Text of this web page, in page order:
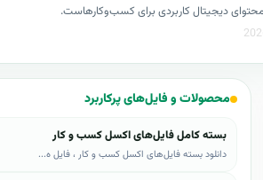
محتوای دیجیتال کاربردی برای کسب‌وکارهاست.
محصولات و فایل‌های پرکاربرد
بسته کامل فایل‌های اکسل کسب و کار
دانلود بسته فایل‌های اکسل کسب و کار ، فایل ه...